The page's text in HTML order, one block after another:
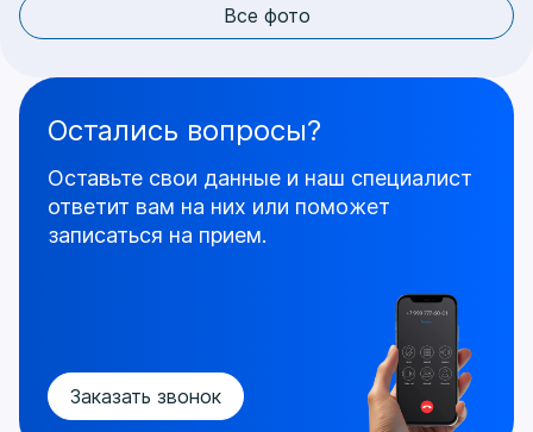
Все фото
Заказать звонок
Остались вопросы?
Оставьте свои данные и наш специалист
ответит вам на них или поможет
записаться на прием.